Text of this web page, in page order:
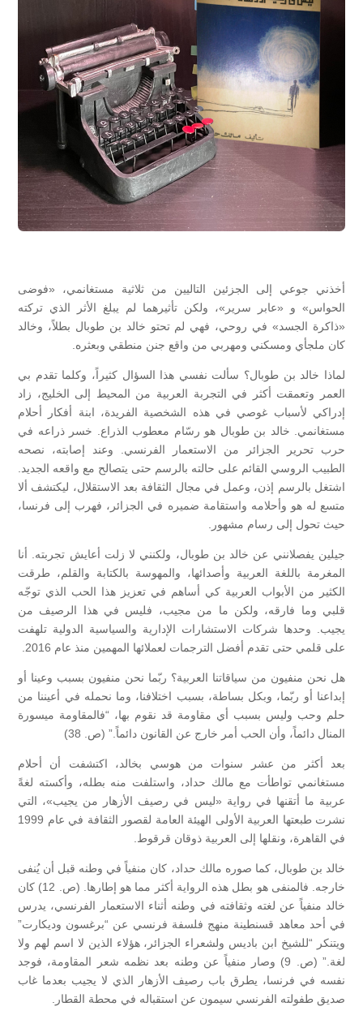
أخذني جوعي إلى الجزئين التاليين من ثلاثية مستغانمي، «فوضى
الحواس» و «عابر سرير»، ولكن تأثيرهما لم يبلغ الأثر الذي تركته
«ذاكرة الجسد» في روحي، فهي لم تحتو خالد بن طوبال بطلاً، وخالد
كان ملجأي ومسكني ومهربي من واقع جنن منطقي وبعثره.
لماذا خالد بن طوبال؟ سألت نفسي هذا السؤال كثيراً، وكلما تقدم بي
العمر وتعمقت أكثر في التجربة العربية من المحيط إلى الخليج، زاد
إدراكي لأسباب غوصي في هذه الشخصية الفريدة، ابنة أفكار أحلام
مستغانمي. خالد بن طوبال هو رسّام معطوب الذراع. خسر ذراعه في
حرب تحرير الجزائر من الاستعمار الفرنسي. وعند إصابته، نصحه
الطبيب الروسي القائم على حالته بالرسم حتى يتصالح مع واقعه الجديد.
اشتغل بالرسم إذن، وعمل في مجال الثقافة بعد الاستقلال، ليكتشف ألا
متسع له هو وأحلامه واستقامة ضميره في الجزائر، فهرب إلى فرنسا،
حيث تحول إلى رسام مشهور.
جيلين يفصلانني عن خالد بن طوبال، ولكنني لا زلت أعايش تجربته. أنا
المغرمة باللغة العربية وأصدائها، والمهوسة بالكتابة والقلم، طرقت
الكثير من الأبواب العربية كي أساهم في تعزيز هذا الحب الذي توجّه
قلبي وما فارقه، ولكن ما من مجيب، فليس في هذا الرصيف من
يجيب. وحدها شركات الاستشارات الإدارية والسياسية الدولية تلهفت
على قلمي حتى تقدم أفضل الترجمات لعملائها المهمين منذ عام 2016.
هل نحن منفيون من سياقاتنا العربية؟ ربّما نحن منفيون بسبب وعينا أو
إبداعنا أو ربّما، وبكل بساطة، بسبب اختلافنا، وما نحمله في أعيننا من
حلم وحب وليس بسبب أي مقاومة قد نقوم بها، “فالمقاومة ميسورة
المنال دائماً، وأن الحب أمر خارج عن القانون دائماً.” (ص. 38)
بعد أكثر من عشر سنوات من هوسي بخالد، اكتشفت أن أحلام
مستغانمي تواطأت مع مالك حداد، واستلفت منه بطله، وأكسته لغةً
عربية ما أتقنها في رواية «ليس في رصيف الأزهار من يجيب»، التي
نشرت طبعتها العربية الأولى الهيئة العامة لقصور الثقافة في عام 1999
في القاهرة، ونقلها إلى العربية ذوقان قرقوط.
خالد بن طوبال، كما صوره مالك حداد، كان منفياً في وطنه قبل أن يُنفى
خارجه. فالمنفى هو بطل هذه الرواية أكثر مما هو إطارها. (ص. 12) كان
خالد منفياً عن لغته وثقافته في وطنه أثناء الاستعمار الفرنسي، يدرس
في أحد معاهد قسنطينة منهج فلسفة فرنسي عن “برغسون وديكارت”
ويتنكر “للشيخ ابن باديس ولشعراء الجزائر، هؤلاء الذين لا اسم لهم ولا
لغة.” (ص. 9) وصار منفياً عن وطنه بعد نظمه شعر المقاومة، فوجد
نفسه في فرنسا، يطرق باب رصيف الأزهار الذي لا يجيب بعدما غاب
صديق طفولته الفرنسي سيمون عن استقباله في محطة القطار.